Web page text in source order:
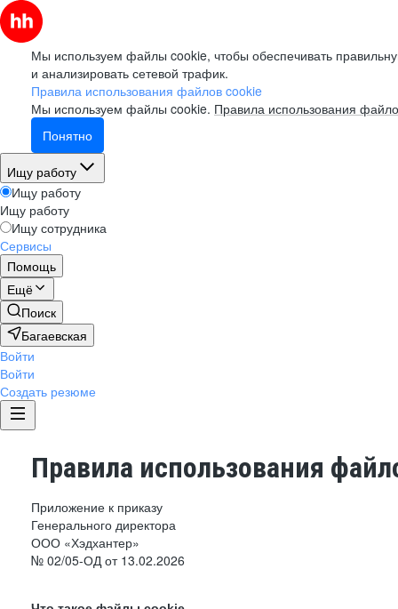
Мы используем файлы cookie, чтобы обеспечивать
и анализировать сетевой трафик.
Правила использования файлов cookie
Мы используем файлы cookie. Правила использования
Понятно
Ищу работу
Ищу работу
Ищу работу
Ищу сотрудника
Сервисы
Помощь
Ещё
Поиск
Багаевская
Войти
Войти
Создать резюме
Правила использования
Приложение к приказу
Генерального директора
ООО «Хэдхантер»
№ 02/05-ОД от 13.02.2026